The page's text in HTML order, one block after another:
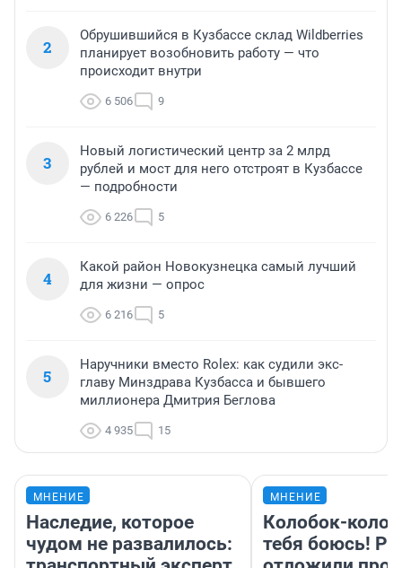
2
Обрушившийся в Кузбассе склад Wildberries
планирует возобновить работу — что
происходит внутри
6 506 9
3
Новый логистический центр за 2 млрд
рублей и мост для него отстроят в Кузбассе
— подробности
6 226 5
4
Какой район Новокузнецка самый лучший
для жизни — опрос
6 216 5
5
Наручники вместо Rolex: как судили экс-
главу Минздрава Кузбасса и бывшего
миллионера Дмитрия Беглова
4 935 15
МНЕНИЕ
Наследие, которое
чудом не развалилось:
МНЕНИЕ
Колобок-
тебя боюсь!